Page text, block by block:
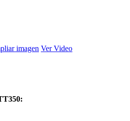
imagen Ver Video